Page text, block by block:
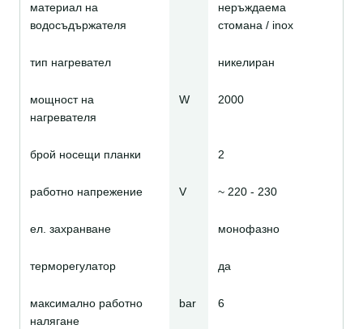
материал на
водосъдържателя
неръждаема
стомана / inox
тип нагревател никелиран
мощност на
нагревателя
W 2000
брой носещи планки 2
работно напрежение V ~ 220 - 230
ел. захранване монофазно
терморегулатор да
максимално работно
налягане
bar 6